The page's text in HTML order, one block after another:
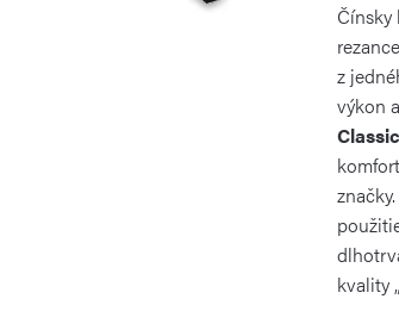
Čínsky
z
výkon
Classic
kvality